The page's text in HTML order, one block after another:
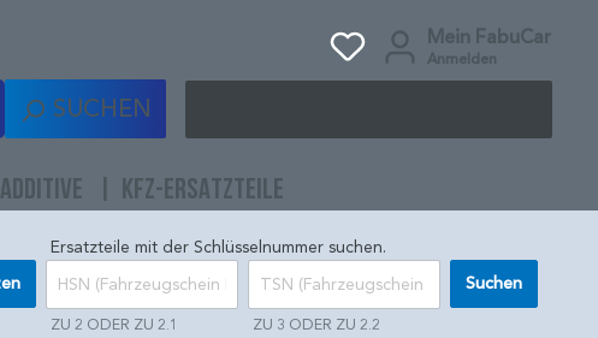
Mein FabuCar
Anmelden
SUCHEN
KFZ-ERSATZTEILE
Ersatzteile mit der Schlüsselnummer suchen.
ZU 2 ODER ZU 2.1 ZU 3 ODER ZU 2.2
Suchen